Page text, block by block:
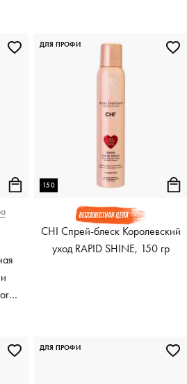
150
CHI Спрей-блеск Королевский
уход RAPID SHINE, 150 гр
ДЛЯ ПРОФИ
ДЛЯ ПРОФИ